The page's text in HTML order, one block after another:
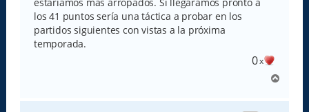
los 41 puntos sería una táctica a probar en los
partidos siguientes con vistas a la próxima
temporada.
0x
r